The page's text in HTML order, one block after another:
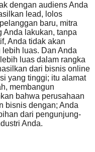
dengan audiens Anda
lead, lolos
baru, mitra
Anda lakukan, tanpa
Anda tidak akan
luas. Dan Anda
luas dalam rangka
dari bisnis online
yang tinggi; itu alamat
membangun
bahwa perusahaan
bisnis dengan; Anda
dari pengunjung-
Anda.